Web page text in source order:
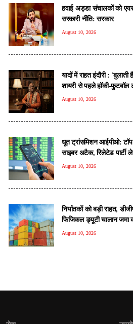
हवाई अड्डा संचालकों को
सरकारी नीति: सरकार
August 10, 2026
यादों में राहत इंदौरी :
शायरी से पहले हॉकी-फुटबॉल
August 10, 2026
धूत ट्रांसमिशन आईपीओ:
साइबर अटैक, रिलेटेड
August 10, 2026
निर्यातकों को बड़ी राहत,
फिजिकल ड्यूटी चालान जमा
August 10, 2026